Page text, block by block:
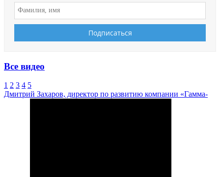
Все видео
1 2 3 4 5
Дмитрий Захаров, директор по развитию компании «Гамма-